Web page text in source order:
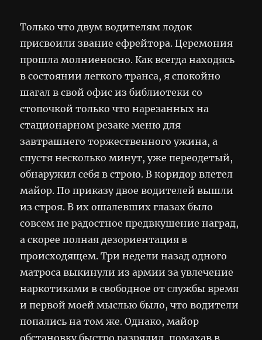
Только что двум водителям лодок
присвоили звание ефрейтора. Церемония
прошла молниеносно. Как всегда находясь
в состоянии легкого транса, я спокойно
шагал в свой офис из библиотеки со
стопочкой только что нарезанных на
стационарном резаке меню для
завтрашнего торжественного ужина, а
спустя несколько минут, уже переодетый,
обнаружил себя в строю. В коридор влетел
майор. По приказу двое водителей вышли
из строя. В их ошалевших глазах было
совсем не радостное предвкушение наград,
а скорее полная дезориентация в
происходящем. Три недели назад одного
матроса выкинули из армии за увлечение
наркотиками в свободное от службы время
и первой моей мыслью было, что водители
попались на том же. Однако, майор